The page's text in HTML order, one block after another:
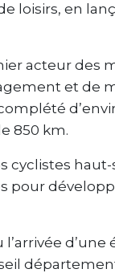
loisirs, en
acteur des
et de
850 km.
pour
d’une